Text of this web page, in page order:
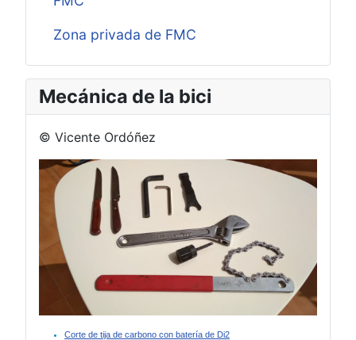
Zona privada de FMC
Mecánica de la bici
© Vicente Ordóñez
Corte de tija de carbono con batería de Di2